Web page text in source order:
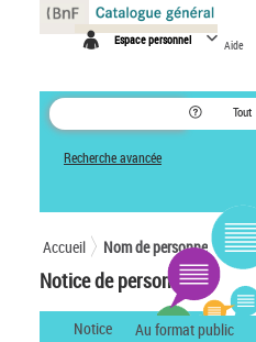
Espace personnel Aide
Tout
Recherche avancée
Accueil Nom de personne
Notice de personne
Notice Au format public
Panneau de gestion des cookies